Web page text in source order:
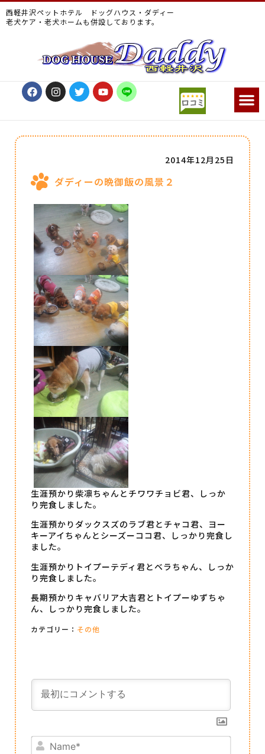
西軽井沢ペットホテル ドッグハウス・ダディー
老犬ケア・老犬ホームも併設しております。
ダディーの晩御飯の風景２
2014年12月25日
生涯預かり柴凛ちゃんとチワワチョビ君、しっか
り完食しました。
生涯預かりダックスズのラブ君とチャコ君、ヨー
キーアイちゃんとシーズーココ君、しっかり完食し
ました。
生涯預かりトイプーテディ君とベラちゃん、しっか
り完食しました。
長期預かりキャバリア大吉君とトイプーゆずちゃ
ん、しっかり完食しました。
カテゴリー： その他
Name*